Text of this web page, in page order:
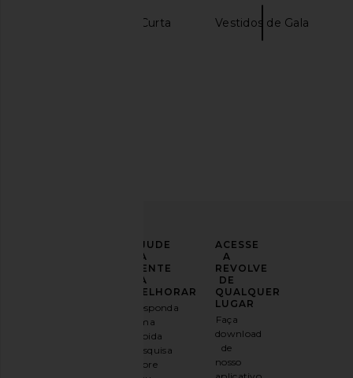
Vestidos Manga Curta Vestidos de Gala
AJUDE
A
GENTE
A
MELHORAR
Responda
uma
rápida
pesquisa
sobre
ACESSE
A
REVOLVE
DE
QUALQUER
LUGAR
Faça
download
de
nosso